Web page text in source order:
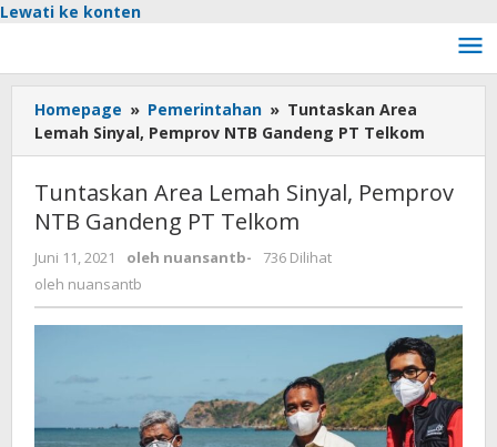
Lewati ke konten
Homepage » Pemerintahan » Tuntaskan Area
Lemah Sinyal, Pemprov NTB Gandeng PT Telkom
Tuntaskan Area Lemah Sinyal, Pemprov
NTB Gandeng PT Telkom
Juni 11, 2021 oleh nuansantb-
736 Dilihat
oleh nuansantb